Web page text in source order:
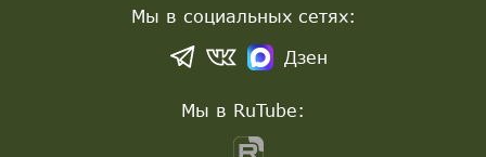
Мы в социальных сетях:
Дзен
Мы в RuTube: